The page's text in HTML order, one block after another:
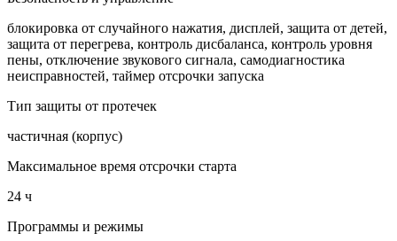
блокировка от случайного нажатия, дисплей, защита от детей,
защита от перегрева, контроль дисбаланса, контроль уровня
пены, отключение звукового сигнала, самодиагностика
неисправностей, таймер отсрочки запуска
Тип защиты от протечек
частичная (корпус)
Максимальное время отсрочки старта
24 ч
Программы и режимы